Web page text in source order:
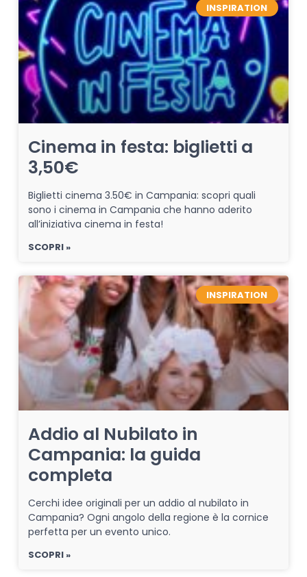
INSPIRATION
Cinema in festa: biglietti a
3,50€
Biglietti cinema 3.50€ in Campania: scopri quali
sono i cinema in Campania che hanno aderito
all’iniziativa cinema in festa!
SCOPRI »
INSPIRATION
Addio al Nubilato in
Campania: la guida
completa
Cerchi idee originali per un addio al nubilato in
Campania? Ogni angolo della regione è la cornice
perfetta per un evento unico.
SCOPRI »